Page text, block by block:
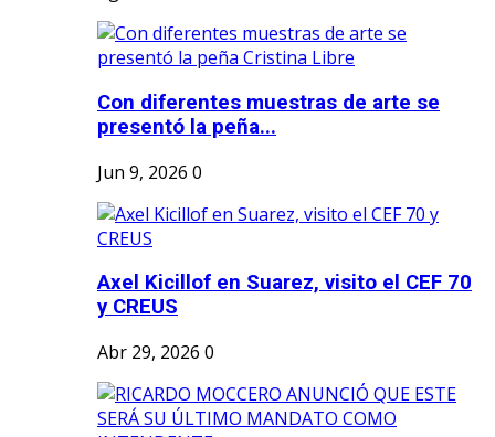
Con diferentes muestras de arte se
presentó la peña...
Jun 9, 2026 0
Axel Kicillof en Suarez, visito el CEF 70
y CREUS
Abr 29, 2026 0